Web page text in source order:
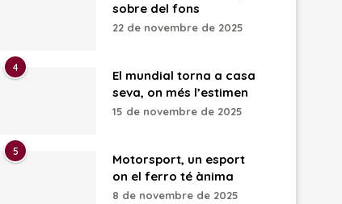
sobre del fons
22 de novembre de 2025
4
El mundial torna a casa
seva, on més l’estimen
15 de novembre de 2025
5
Motorsport, un esport
on el ferro té ànima
8 de novembre de 2025